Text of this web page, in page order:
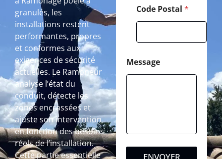
granulés, les
installations restent
performantes, propres
et conformes aux
exigences de sécurité
actuelles. Le Ramoneur
analyse l’état du
conduit, détecte les
zones encrassées et
ajuste son intervention
en fonction des besoins
réels de l’installation.
Cette partie essentielle
Code Postal *
Message
ENVOYER